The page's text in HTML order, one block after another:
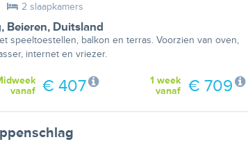
2 slaapkamers
, Beieren, Duitsland
speeltoestellen, balkon en terras. Voorzien van oven,
internet en vriezer.
1 week
vanaf
€ 709
vanaf
€ 407